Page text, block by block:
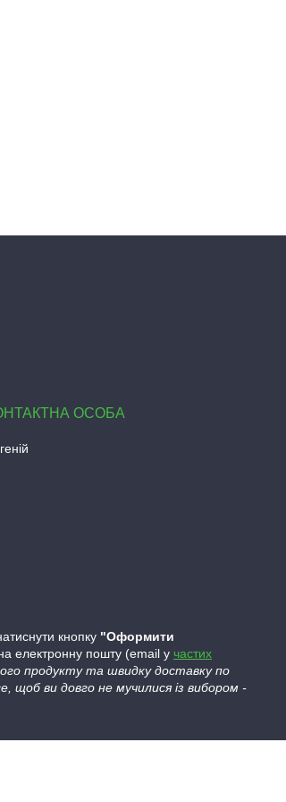
кнопку "Оформити
електронну пошту (email у частих
продукту та швидку доставку по
щоб ви довго не мучилися із вибором -